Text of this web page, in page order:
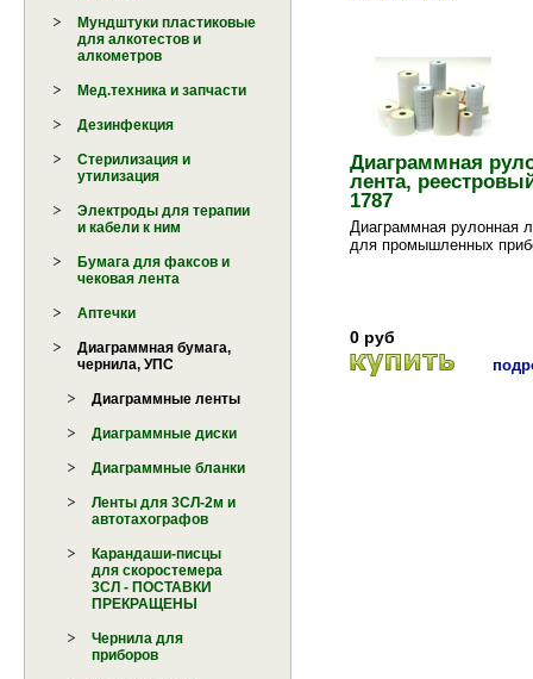
Мундштуки пластиковые
для алкотестов и
алкометров
Мед.техника и запчасти
Дезинфекция
Стерилизация и
утилизация
Электроды для терапии
и кабели к ним
Бумага для факсов и
чековая лента
Аптечки
Диаграммная бумага,
чернила, УПС
Диаграммные ленты
Диаграммные диски
Диаграммные бланки
Ленты для 3СЛ-2м и
автотахографов
Карандаши-писцы
для скоростемера
3СЛ - ПОСТАВКИ
ПРЕКРАЩЕНЫ
Чернила для
приборов
Диаграммная
лента,
1787
Диаграммная рулонная
для промышленных
0 руб